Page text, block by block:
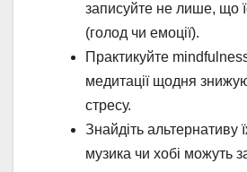
записуйте не лише, що
(голод чи емоції).
Практикуйте
медитації щодня
стресу.
Знайдіть альтернативу
музика чи хобі можуть